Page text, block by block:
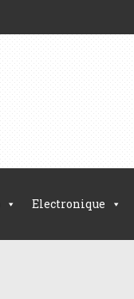
Electronique